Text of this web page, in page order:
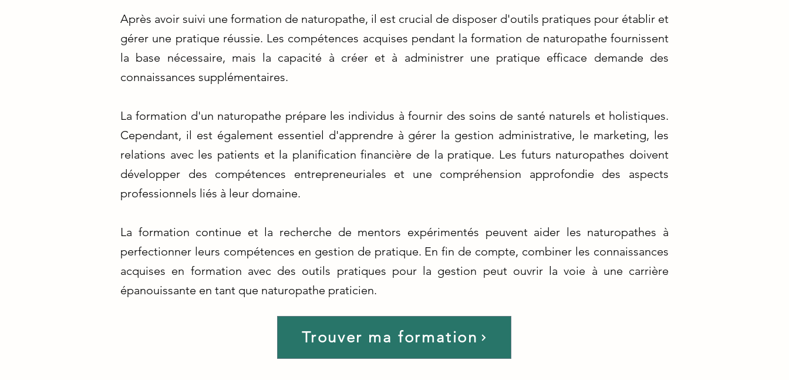
Après avoir suivi une formation de naturopathe, il est crucial de disposer d'outils pratiques pour établir et
gérer une pratique réussie. Les compétences acquises pendant la formation de naturopathe fournissent
la base nécessaire, mais la capacité à créer et à administrer une pratique efficace demande des
connaissances supplémentaires.
La formation d'un naturopathe prépare les individus à fournir des soins de santé naturels et holistiques.
Cependant, il est également essentiel d'apprendre à gérer la gestion administrative, le marketing, les
relations avec les patients et la planification financière de la pratique. Les futurs naturopathes doivent
développer des compétences entrepreneuriales et une compréhension approfondie des aspects
professionnels liés à leur domaine.
La formation continue et la recherche de mentors expérimentés peuvent aider les naturopathes à
perfectionner leurs compétences en gestion de pratique. En fin de compte, combiner les connaissances
acquises en formation avec des outils pratiques pour la gestion peut ouvrir la voie à une carrière
épanouissante en tant que naturopathe praticien.
Trouver ma formation